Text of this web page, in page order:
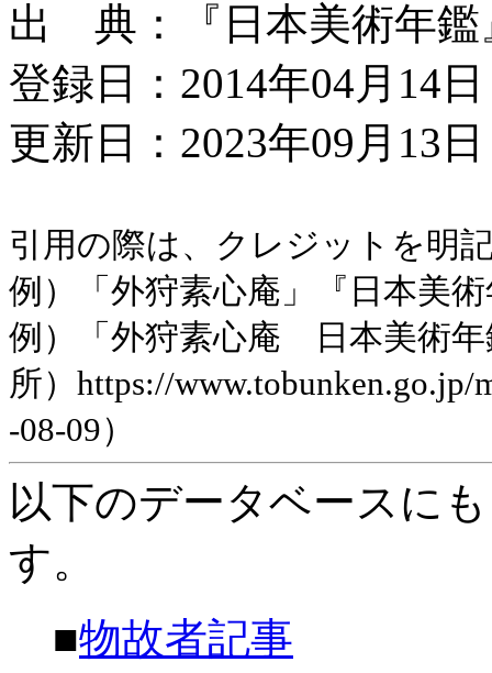
出 典：『日本美術年鑑
登録日：2014年04月14日
更新日：2023年09月13
引用の際は、クレジットを明
例）「外狩素心庵」『日本美
例）「外狩素心庵 日本美術年
所）https://
-08-09）
以下のデータベースに
す。
■物故者記事